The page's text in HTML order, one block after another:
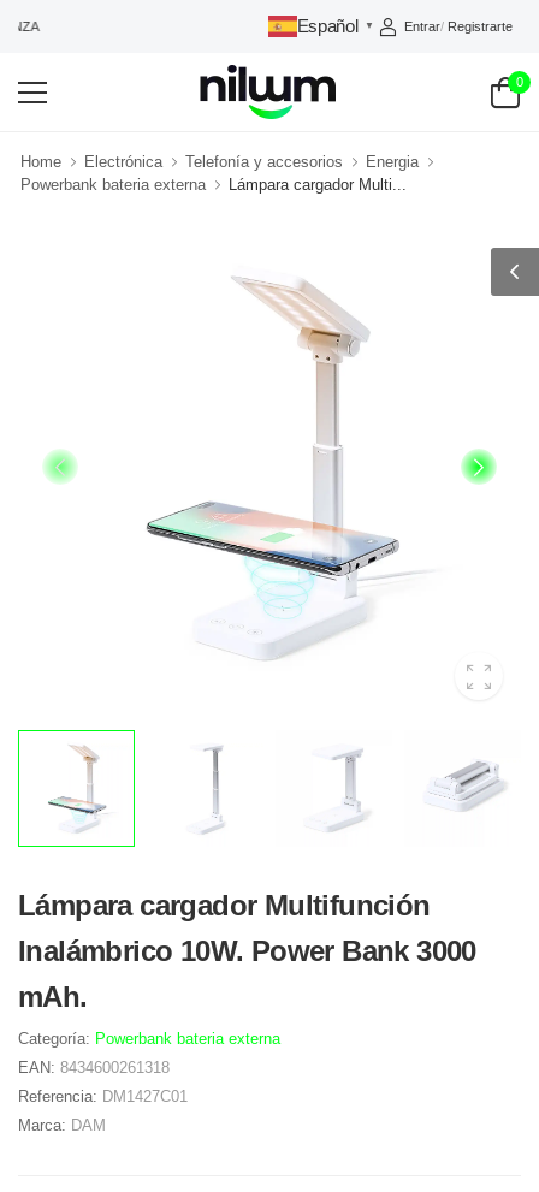
Español ▼ Entrar/ Registrarte
0
Home Electrónica Telefonía y accesorios
Energia
Powerbank bateria externa
Lámpara cargador Multi...
Lámpara cargador Multifunción
Inalámbrico 10W. Power Bank 3000
mAh.
Categoría: Powerbank bateria externa
EAN: 8434600261318
Referencia: DM1427C01
Marca: DAM